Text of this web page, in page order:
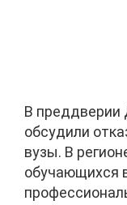
В преддверии
обсудили
вузы. В
обучающихся